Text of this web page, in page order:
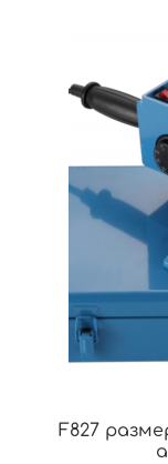
F827